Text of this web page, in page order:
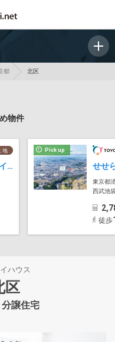
都 北区
物件
地
スマートハイムプレイス町田市鶴川
Pick up
せせ
東京都
西武池
徒歩
ハウス
区
譲住宅